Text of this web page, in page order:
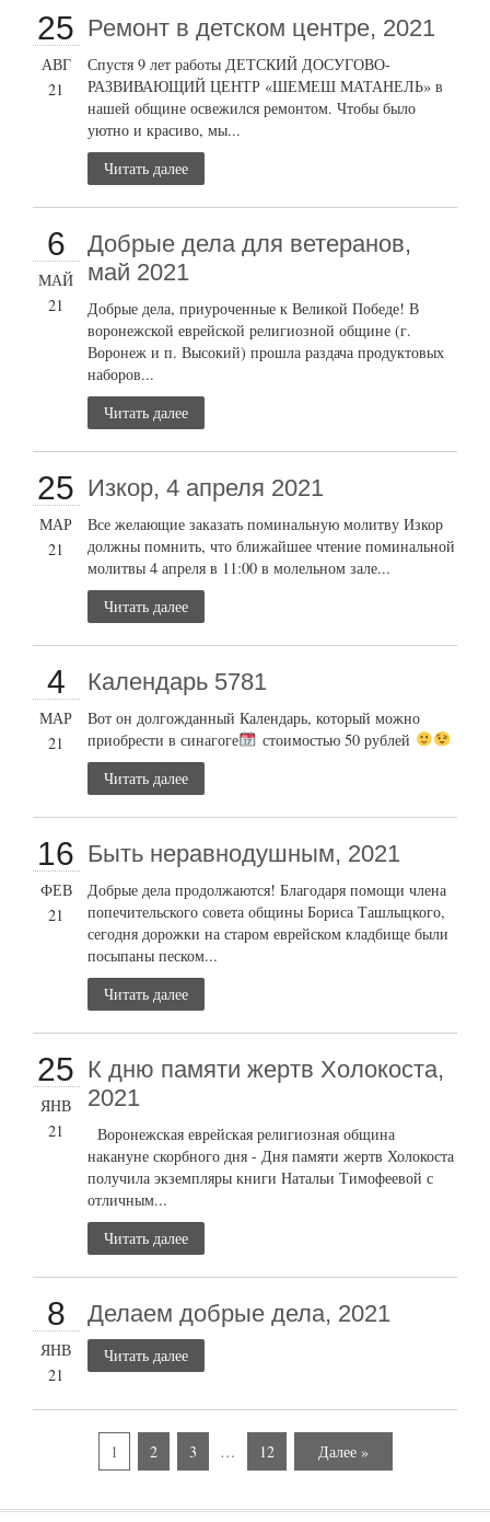
25
АВГ
21
Ремонт в детском центре, 2021
Спустя 9 лет работы ДЕТСКИЙ ДОСУГОВО-
РАЗВИВАЮЩИЙ ЦЕНТР «ШЕМЕШ МАТАНЕЛЬ» в
нашей общине освежился ремонтом. Чтобы было
уютно и красиво, мы...
Читать далее
6
МАЙ
21
Добрые дела для ветеранов,
май 2021
Добрые дела, приуроченные к Великой Победе! В
воронежской еврейской религиозной общине (г.
Воронеж и п. Высокий) прошла раздача продуктовых
наборов...
Читать далее
25
МАР
21
Изкор, 4 апреля 2021
Все желающие заказать поминальную молитву Изкор
должны помнить, что ближайшее чтение поминальной
молитвы 4 апреля в 11:00 в молельном зале...
Читать далее
4
МАР
21
Календарь 5781
Вот он долгожданный Календарь, который можно
приобрести в синагоге
стоимостью 50 рублей
Читать далее
16
ФЕВ
21
Быть неравнодушным, 2021
Добрые дела продолжаются! Благодаря помощи члена
попечительского совета общины Бориса Ташлыцкого,
сегодня дорожки на старом еврейском кладбище были
посыпаны песком...
Читать далее
25
ЯНВ
21
К дню памяти жертв Холокоста,
2021
Воронежская еврейская религиозная община
накануне скорбного дня - Дня памяти жертв Холокоста
получила экземпляры книги Натальи Тимофеевой с
отличным...
Читать далее
8
ЯНВ
21
Делаем добрые дела, 2021
Читать далее
1 2 3 … 12 Далее »